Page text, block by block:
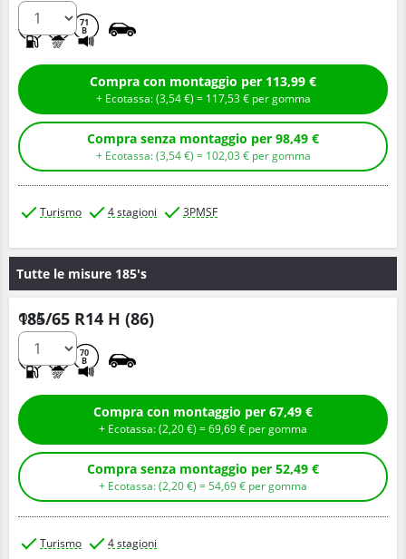
71
B
Compra con montaggio per 113,99 €
+ Ecotassa: (3,54€ ) = 117,53€ per gomma
Compra senza montaggio per 98,49 €
+ Ecotassa: (3,54€ ) = 102,03 € per gomma
Turismo 4 stagioni 3PMSF
Tutte le misure 185's
185/65 R14 H (86)
70
B
Q.tà
Compra con montaggio per 67,49 €
+ Ecotassa: (2,20€ ) =69,69€ per gomma
Compra senza montaggio per 52,49 €
+ Ecotassa: (2,20€ ) =54,69€ per gomma
Turismo 4 stagioni